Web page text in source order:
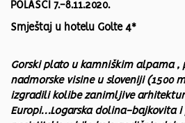
POLASCI 7.-8.11.2020.
Smještaj u hotelu Golte 4*
Gorski plato u kamniškim alpama ,
nadmorske visine u sloveniji (1500
izgradili kolibe zanimljive
Europi…Logarska dolina-bajkovita i